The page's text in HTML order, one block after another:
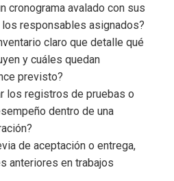
cronograma avalado con sus
responsables asignados?
claro que detalle qué
y cuáles quedan
previsto?
los registros de pruebas o
dentro de una
de aceptación o entrega,
anteriores en trabajos